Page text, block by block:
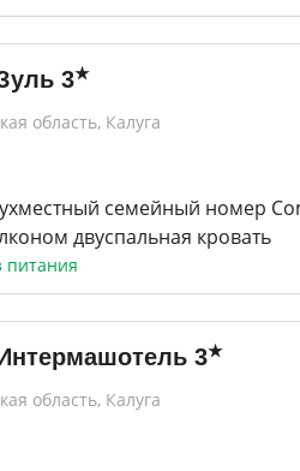
3★
область, Калуга
семейный номер
двуспальная кровать
питания
3★
область, Калуга